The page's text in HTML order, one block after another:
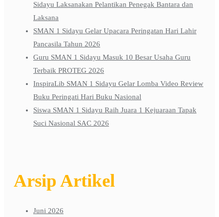
Sidayu Laksanakan Pelantikan Penegak Bantara dan
Laksana
SMAN 1 Sidayu Gelar Upacara Peringatan Hari Lahir
Pancasila Tahun 2026
Guru SMAN 1 Sidayu Masuk 10 Besar Usaha Guru
Terbaik PROTEG 2026
InspiraLib SMAN 1 Sidayu Gelar Lomba Video Review
Buku Peringati Hari Buku Nasional
Siswa SMAN 1 Sidayu Raih Juara 1 Kejuaraan Tapak
Suci Nasional SAC 2026
Arsip Artikel
Juni 2026